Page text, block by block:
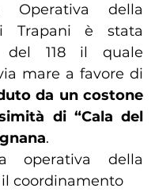
della
Trapani è stata
del 118 il quale
mare a favore di
da un costone
di “Cala del
.
della
coordinamento